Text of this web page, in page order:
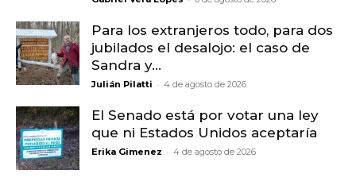
Para los extranjeros todo, para dos
jubilados el desalojo: el caso de
Sandra y...
Julián Pilatti - 4 de agosto de 2026
El Senado está por votar una ley
que ni Estados Unidos aceptaría
Erika Gimenez - 4 de agosto de 2026